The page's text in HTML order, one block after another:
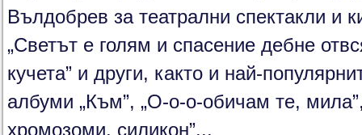
Вълдобрев за театрални спектакли и
„Светът е голям и спасение дебне
кучета” и други, както и най-
албуми „Към”, „О-о-о-обичам те,
хромозоми, силикон”...